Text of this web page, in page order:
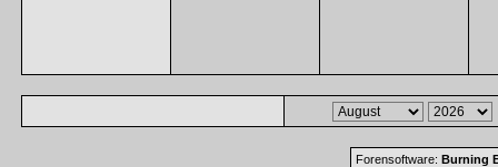
Forensoftware: Burning